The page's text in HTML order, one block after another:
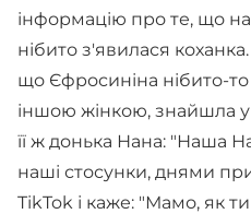
інформацію про те, що
нібито з'явилася
що Єфросиніна нібито-то
іншою жінкою, знайшла у
її ж донька Нана: "Наша
наші стосунки, днями
TikTok і каже: "Мамо, як